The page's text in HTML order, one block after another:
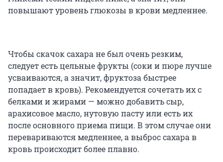
повышают уровень глюкозы в крови медленнее.
Чтобы скачок сахара не был очень резким,
следует есть цельные фрукты (соки и пюре лучше
усваиваются, а значит, фруктоза быстрее
попадает в кровь). Рекомендуется сочетать их с
белками и жирами — можно добавить сыр,
арахисовое масло, нутовую пасту или есть их
после основного приема пищи. В этом случае они
перевариваются медленнее, а выброс сахара в
кровь происходит более плавно.